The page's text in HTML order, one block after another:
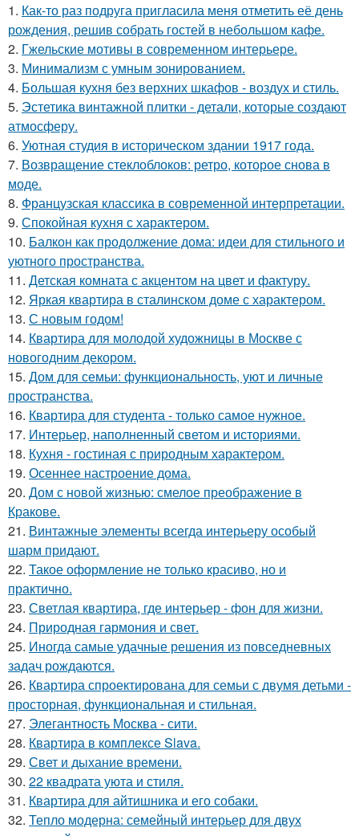
1. Как-то раз подруга пригласила меня отметить её день
рождения, решив собрать гостей в небольшом кафе.
2. Гжельские мотивы в современном интерьере.
3. Минимализм с умным зонированием.
4. Большая кухня без верхних шкафов - воздух и стиль.
5. Эстетика винтажной плитки - детали, которые создают
атмосферу.
6. Уютная студия в историческом здании 1917 года.
7. Возвращение стеклоблоков: ретро, которое снова в
моде.
8. Французская классика в современной интерпретации.
9. Спокойная кухня с характером.
10. Балкон как продолжение дома: идеи для стильного и
уютного пространства.
11. Детская комната с акцентом на цвет и фактуру.
12. Яркая квартира в сталинском доме с характером.
13. С новым годом!
14. Квартира для молодой художницы в Москве с
новогодним декором.
15. Дом для семьи: функциональность, уют и личные
пространства.
16. Квартира для студента - только самое нужное.
17. Интерьер, наполненный светом и историями.
18. Кухня - гостиная с природным характером.
19. Осеннее настроение дома.
20. Дом с новой жизнью: смелое преображение в
Кракове.
21. Винтажные элементы всегда интерьеру особый
шарм придают.
22. Такое оформление не только красиво, но и
практично.
23. Светлая квартира, где интерьер - фон для жизни.
24. Природная гармония и свет.
25. Иногда самые удачные решения из повседневных
задач рождаются.
26. Квартира спроектирована для семьи с двумя детьми -
просторная, функциональная и стильная.
27. Элегантность Москва - сити.
28. Квартира в комплексе Slava.
29. Свет и дыхание времени.
30. 22 квадрата уюта и стиля.
31. Квартира для айтишника и его собаки.
32. Тепло модерна: семейный интерьер для двух